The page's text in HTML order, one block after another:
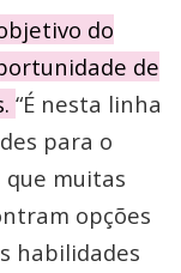
do
de
“É nesta linha
para o
que muitas
opções
habilidades